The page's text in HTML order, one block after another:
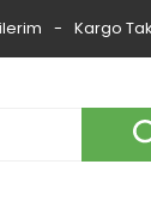
Kargo